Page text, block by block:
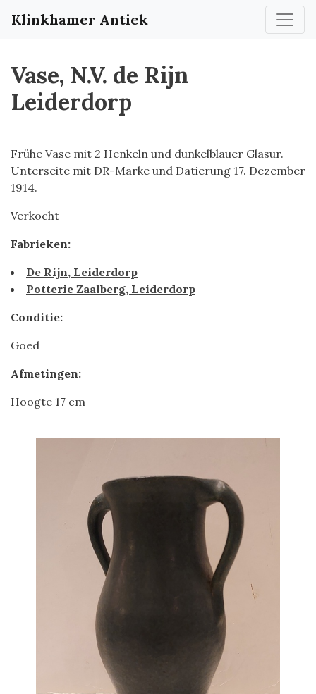
Klinkhamer Antiek
Vase, N.V. de Rijn
Leiderdorp
Frühe Vase mit 2 Henkeln und dunkelblauer Glasur.
Unterseite mit DR-Marke und Datierung 17. Dezember
1914.
Verkocht
Fabrieken:
De Rijn, Leiderdorp
Potterie Zaalberg, Leiderdorp
Conditie:
Goed
Afmetingen:
Hoogte 17 cm